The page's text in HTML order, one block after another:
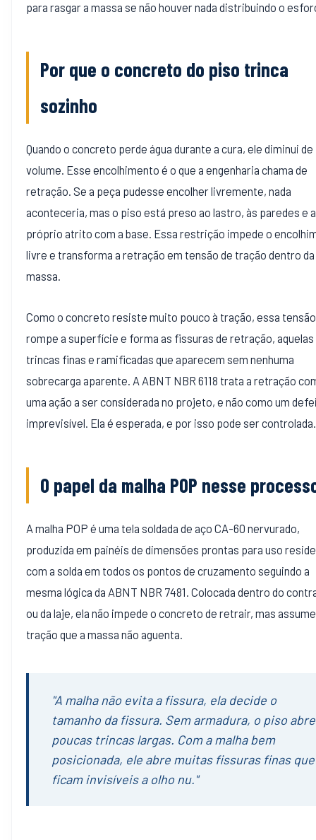
para rasgar a massa se não houver nada distribuindo o
Por que o concreto do piso trinca
sozinho
Quando o concreto perde água durante a cura, ele diminui de
volume. Esse encolhimento é o que a engenharia chama de
retração. Se a peça pudesse encolher livremente, nada
aconteceria, mas o piso está preso ao lastro, às paredes e
próprio atrito com a base. Essa restrição impede o
livre e transforma a retração em tensão de tração dentro da
massa.
Como o concreto resiste muito pouco à tração, essa tensão
rompe a superfície e forma as fissuras de retração, aquelas
trincas finas e ramificadas que aparecem sem nenhuma
sobrecarga aparente. A ABNT NBR 6118 trata a retração
uma ação a ser considerada no projeto, e não como um
imprevisível. Ela é esperada, e por isso pode ser controlada.
O papel da malha POP nesse
A malha POP é uma tela soldada de aço CA-60 nervurado,
produzida em painéis de dimensões prontas para uso
com a solda em todos os pontos de cruzamento seguindo a
mesma lógica da ABNT NBR 7481. Colocada dentro do
ou da laje, ela não impede o concreto de retrair, mas
tração que a massa não aguenta.
"A malha não evita a fissura, ela decide o
tamanho da fissura. Sem armadura, o piso abre
poucas trincas largas. Com a malha bem
posicionada, ele abre muitas fissuras finas que
ficam invisíveis a olho nu."